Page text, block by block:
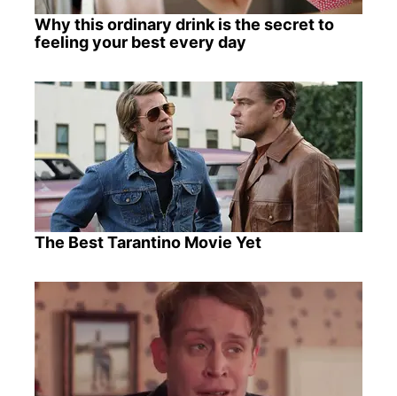
Why this ordinary drink is the secret to
feeling your best every day
The Best Tarantino Movie Yet